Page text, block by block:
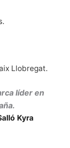
Llobregat.
líder en
Kyra